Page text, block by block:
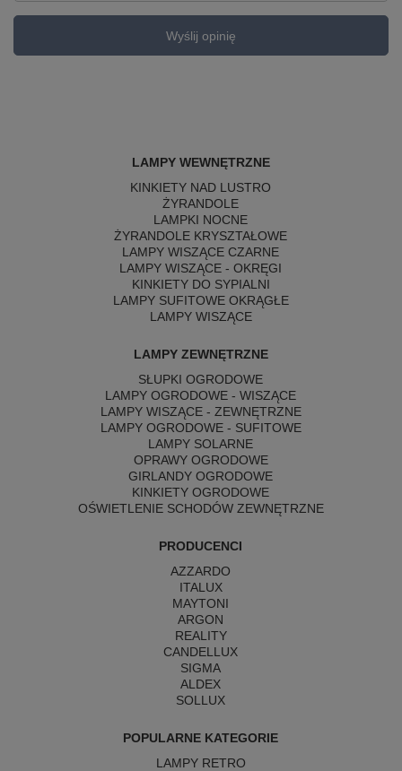
Wyślij opinię
LAMPY WEWNĘTRZNE
KINKIETY NAD LUSTRO
ŻYRANDOLE
LAMPKI NOCNE
ŻYRANDOLE KRYSZTAŁOWE
LAMPY WISZĄCE CZARNE
LAMPY WISZĄCE - OKRĘGI
KINKIETY DO SYPIALNI
LAMPY SUFITOWE OKRĄGŁE
LAMPY WISZĄCE
LAMPY ZEWNĘTRZNE
SŁUPKI OGRODOWE
LAMPY OGRODOWE - WISZĄCE
LAMPY WISZĄCE - ZEWNĘTRZNE
LAMPY OGRODOWE - SUFITOWE
LAMPY SOLARNE
OPRAWY OGRODOWE
GIRLANDY OGRODOWE
KINKIETY OGRODOWE
OŚWIETLENIE SCHODÓW ZEWNĘTRZNE
PRODUCENCI
AZZARDO
ITALUX
MAYTONI
ARGON
REALITY
CANDELLUX
SIGMA
ALDEX
SOLLUX
POPULARNE KATEGORIE
LAMPY RETRO